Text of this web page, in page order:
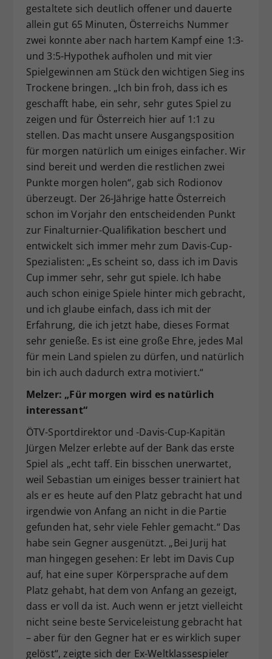
gestaltete sich deutlich offener und dauerte
allein gut 65 Minuten, Österreichs Nummer
zwei konnte aber nach hartem Kampf eine 1:3-
und 3:5-Hypothek aufholen und mit vier
Spielgewinnen am Stück den wichtigen Sieg ins
Trockene bringen. „Ich bin froh, dass ich es
geschafft habe, ein sehr, sehr gutes Spiel zu
zeigen und für Österreich hier auf 1:1 zu
stellen. Das macht unsere Ausgangsposition
für morgen natürlich um einiges einfacher. Wir
sind bereit und werden die restlichen zwei
Punkte morgen holen“, gab sich Rodionov
überzeugt. Der 26-Jährige hatte Österreich
schon im Vorjahr den entscheidenden Punkt
zur Finalturnier-Qualifikation beschert und
entwickelt sich immer mehr zum Davis-Cup-
Spezialisten: „Es scheint so, dass ich im Davis
Cup immer sehr, sehr gut spiele. Ich habe
auch schon einige Spiele hinter mich gebracht,
und ich glaube einfach, dass ich mit der
Erfahrung, die ich jetzt habe, dieses Format
sehr genieße. Es ist eine große Ehre, jedes Mal
für mein Land spielen zu dürfen, und natürlich
bin ich auch dadurch extra motiviert.“
Melzer: „Für morgen wird es natürlich
interessant“
ÖTV-Sportdirektor und -Davis-Cup-Kapitän
Jürgen Melzer erlebte auf der Bank das erste
Spiel als „echt taff. Ein bisschen unerwartet,
weil Sebastian um einiges besser trainiert hat
als er es heute auf den Platz gebracht hat und
irgendwie von Anfang an nicht in die Partie
gefunden hat, sehr viele Fehler gemacht.“ Das
habe sein Gegner ausgenützt. „Bei Jurij hat
man hingegen gesehen: Er lebt im Davis Cup
auf, hat eine super Körpersprache auf dem
Platz gehabt, hat dem von Anfang an gezeigt,
dass er voll da ist. Auch wenn er jetzt vielleicht
nicht seine beste Serviceleistung gebracht hat
– aber für den Gegner hat er es wirklich super
gelöst“, zeigte sich der Ex-Weltklassespieler